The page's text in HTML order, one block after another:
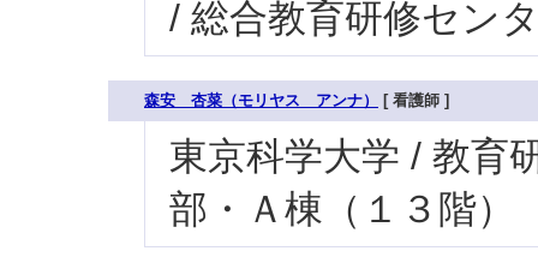
/ 総合教育研修セン
森安 杏菜（モリヤス アンナ） [ 看護師 ]
東京科学大学 / 教育
部・Ａ棟（１３階）